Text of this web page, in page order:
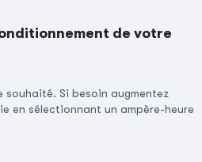
de votre
souhaité. Si besoin augmentez
en sélectionnant un ampère-heure